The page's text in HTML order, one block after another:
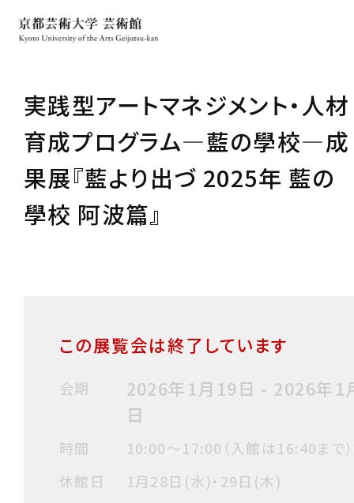
実践型アートマネジメント・人材
育成プログラム―藍の學校―成
果展『藍より出づ 2025年 藍の
學校 阿波篇』
この展覧会は終了しています
会期
2026年1月19日 - 2026年1
日
時間
10:00〜17:00（入館は16:40まで）
休館日
1月28日(水)・29日(木)